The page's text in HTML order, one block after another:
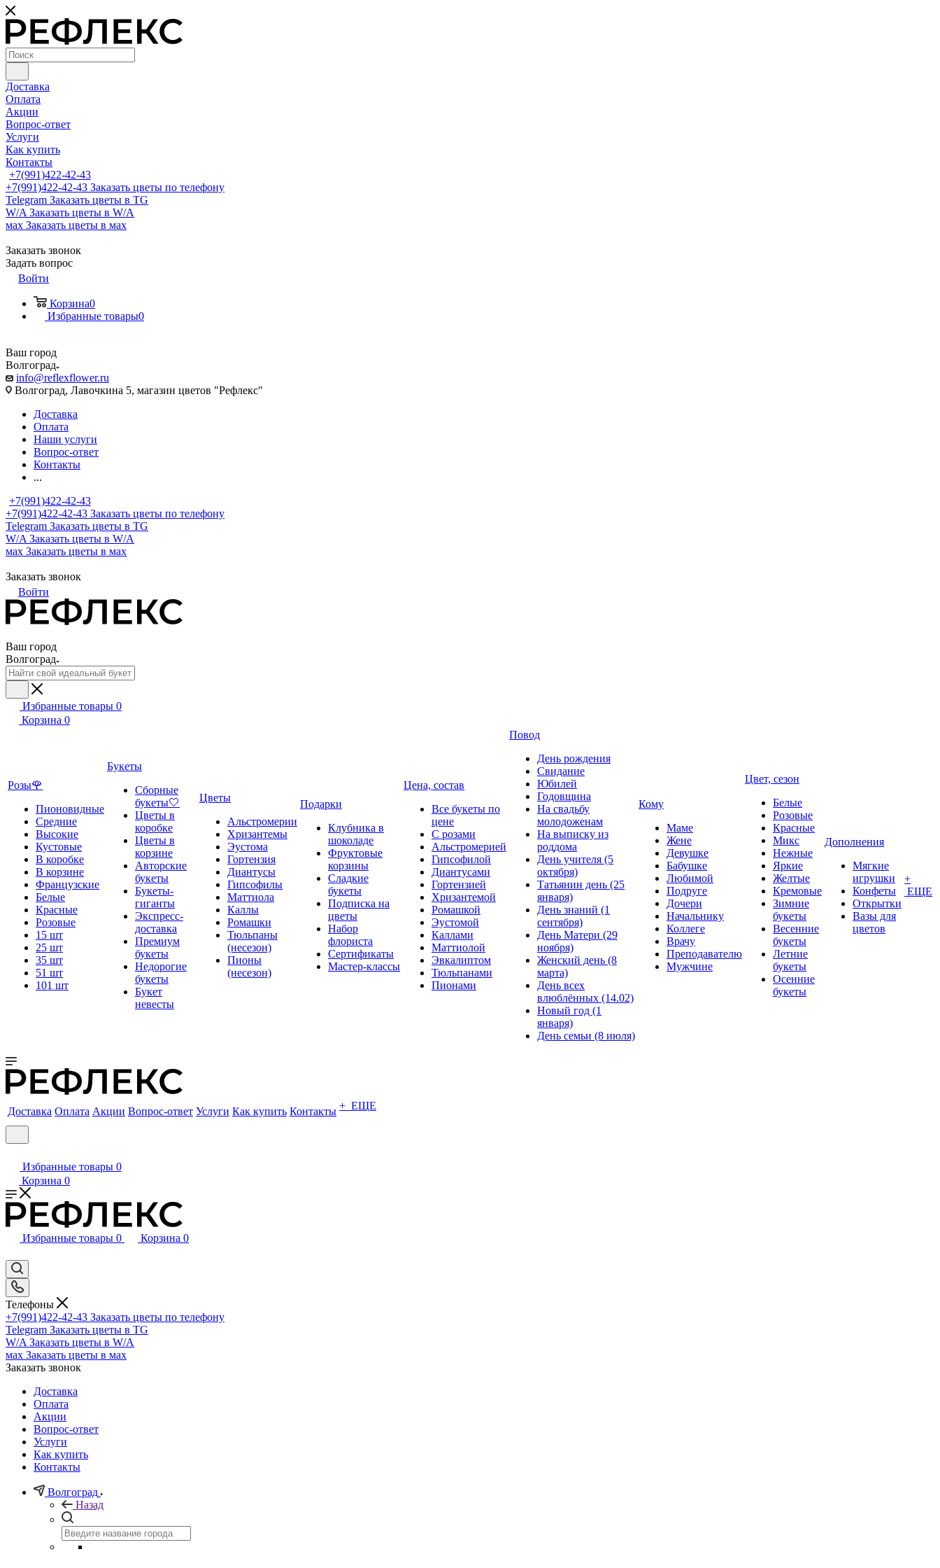
Доставка
Оплата
Акции
Вопрос-ответ
Услуги
Как купить
Контакты
+7(991)422-42-43
+7(991)422-42-43 Заказать цветы по телефону
Telegram Заказать цветы в TG
W/A Заказать цветы в W/A
мах Заказать цветы в мах
Заказать звонок
Задать вопрос
Войти
Корзина0
Избранные товары0
Ваш город
Волгоград
info@reflexflower.ru
Волгоград, Лавочкина 5, магазин цветов "Рефлекс"
Доставка
Оплата
Наши услуги
Вопрос-ответ
Контакты
...
+7(991)422-42-43
+7(991)422-42-43 Заказать цветы по телефону
Telegram Заказать цветы в TG
W/A Заказать цветы в W/A
мах Заказать цветы в мах
Заказать звонок
Войти
Ваш город
Волгоград
Избранные товары 0
Корзина 0
Розы🌹
Пионовидные
Средние
Высокие
Кустовые
В коробке
В корзине
Французские
Белые
Красные
Розовые
15 шт
25 шт
35 шт
51 шт
101 шт
Букеты
Сборные
букеты🤍
Цветы в
коробке
Цветы в
корзине
Авторские
букеты
Букеты-
гиганты
Экспресс-
доставка
Премиум
букеты
Недорогие
букеты
Букет
невесты
Цветы
Альстромерии
Хризантемы
Эустома
Гортензия
Диантусы
Гипсофилы
Маттиола
Каллы
Ромашки
Тюльпаны
(несезон)
Пионы
(несезон)
Подарки
Клубника в
шоколаде
Фруктовые
корзины
Сладкие
букеты
Подписка на
цветы
Набор
флориста
Сертификаты
Мастер-классы
Цена, состав
Все букеты по
цене
С розами
Альстромерией
Гипсофилой
Диантусами
Гортензией
Хризантемой
Ромашкой
Эустомой
Каллами
Маттиолой
Эвкалиптом
Тюльпанами
Пионами
Повод
День рождения
Свидание
Юбилей
Годовщина
На свадьбу
молодоженам
На выписку из
роддома
День учителя (5
октября)
Татьянин день (25
января)
День знаний (1
сентября)
День Матери (29
ноября)
Женский день (8
марта)
День всех
влюблённых (14.02)
Новый год (1
января)
День семьи (8 июля)
Кому
Маме
Жене
Девушке
Бабушке
Любимой
Подруге
Дочери
Начальнику
Коллеге
Врачу
Преподавателю
Мужчине
Цвет, сезон
Белые
Розовые
Красные
Микс
Нежные
Яркие
Желтые
Кремовые
Зимние
букеты
Весенние
букеты
Летние
букеты
Осенние
букеты
Дополнения
Мягкие
игрушки
Конфеты
Открытки
Вазы для
цветов
+
ЕЩЕ
Доставка Оплата Акции Вопрос-ответ Услуги Как купить Контакты + ЕЩЕ
Избранные товары 0
Корзина 0
Избранные товары 0 Корзина 0
Телефоны
+7(991)422-42-43 Заказать цветы по телефону
Telegram Заказать цветы в TG
W/A Заказать цветы в W/A
мах Заказать цветы в мах
Заказать звонок
Доставка
Оплата
Акции
Вопрос-ответ
Услуги
Как купить
Контакты
Волгоград
Назад